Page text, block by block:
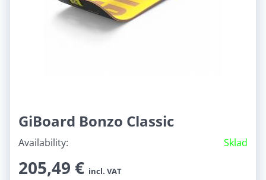
GiBoard Bonzo Classic
Availability: Sklad
205,49 € incl. VAT